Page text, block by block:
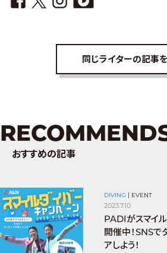
同じライターの記事
おすすめの記事
DIVING | EVENT
2023.7.10
PADIがスマイ
開催中！SNSで
アしよう！